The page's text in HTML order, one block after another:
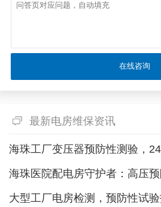
最新电房维保资讯